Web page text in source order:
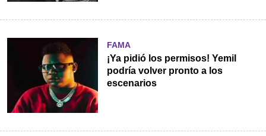
FAMA
¡Ya pidió los permisos! Yemil
podría volver pronto a los
escenarios